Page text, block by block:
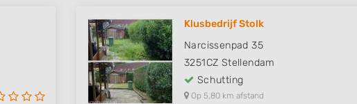
Klusbedrijf Stolk
Narcissenpad 35
3251CZ Stellendam
Schutting
Op 5,80 km afstand